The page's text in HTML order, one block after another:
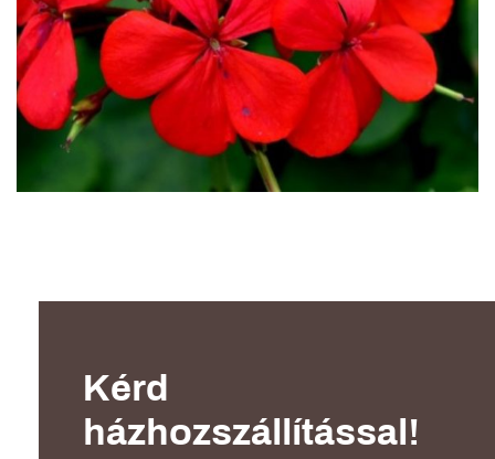
Kérd
házhozszállítással!